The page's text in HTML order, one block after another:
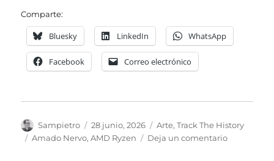
Comparte:
Bluesky LinkedIn WhatsApp
Facebook Correo electrónico
Autor
Sampietro
Publicado
el
28 junio, 2026 Categorías
Arte,Track The History
Etiquetas
Amado Nervo,AMD Ryzen Deja un comentarioen